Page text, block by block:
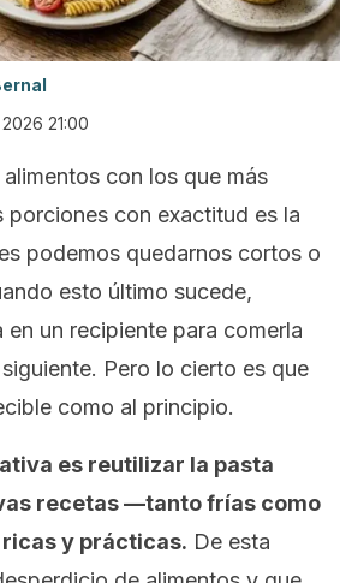
21:00
con los que más
porciones con exactitud es la
podemos quedarnos cortos o
esto último sucede,
en un recipiente para comerla
Pero lo cierto es que
como al principio.
es reutilizar la pasta
recetas —tanto frías como
y prácticas. De esta